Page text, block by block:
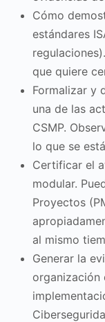
Cómo
estándares
que quiere
Formalizar y
una de las
CSMP.
lo que se
Certificar el
modular.
Proyectos
al mismo
Generar la
organización